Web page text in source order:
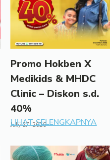
Promo Hokben X
Medikids & MHDC
Clinic – Diskon s.d.
40%
July 27, 2026
LIHAT SELENGKAPNYA